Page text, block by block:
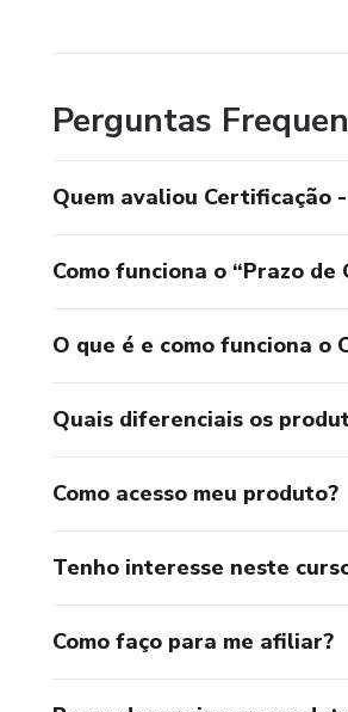
Perguntas
Quem avaliou Certificação
Como funciona o “Prazo de
O que é e como funciona o
Quais diferenciais os
Como acesso meu produto?
Tenho interesse neste
Como faço para me afiliar?